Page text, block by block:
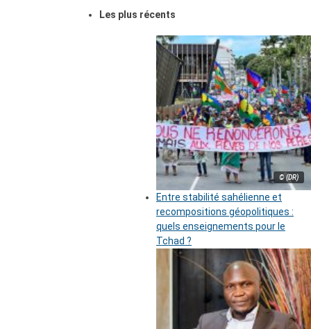
Les plus récents
© (DR)
Entre stabilité sahélienne et
recompositions géopolitiques :
quels enseignements pour le
Tchad ?